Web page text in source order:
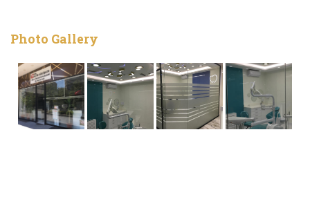
Photo Gallery